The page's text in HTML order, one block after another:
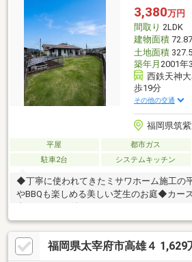
歩約7分(541m)・二日市中学校・・徒歩約
レブン筑紫野郵便局前店・・徒歩約2分
ドラッグコスモス二日市駅店・・徒歩約5分
3,380万円
間取り 2LDK
建物面積
土地面積
築年月 2001年
西鉄天神
歩19分
その他の交通
福岡県筑
平屋 都市ガス
駐車2台
システムキッチン
◆丁寧に使われてきたミサワホーム施工の
やBBQも楽しめる美しい芝生のお庭◆カー
福岡県太宰府市高雄４ 1,629